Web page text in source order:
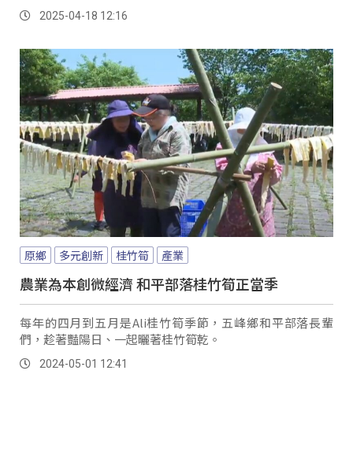
2025-04-18 12:16
原鄉 多元創新 桂竹筍 產業
農業為本創微經濟 和平部落桂竹筍正當季
每年的四月到五月是Ali桂竹筍季節，五峰鄉和平部落長輩
們，趁著豔陽日、一起曬著桂竹筍乾。
2024-05-01 12:41